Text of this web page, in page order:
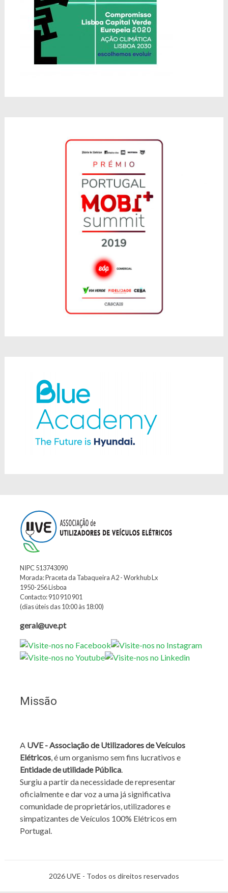
NIPC 513743090
Morada: Praceta da Tabaqueira A2 - Workhub Lx
1950-256 Lisboa
Contacto: 910 910 901
(dias úteis das 10:00 às 18:00)
geral@uve.pt
Missão
A UVE - Associação de Utilizadores de Veículos
Elétricos, é um organismo sem fins lucrativos e
Entidade de utilidade Pública.
Surgiu a partir da necessidade de representar
oficialmente e dar voz a uma já significativa
comunidade de proprietários, utilizadores e
simpatizantes de Veículos 100% Elétricos em
Portugal.
2026 UVE - Todos os direitos reservados